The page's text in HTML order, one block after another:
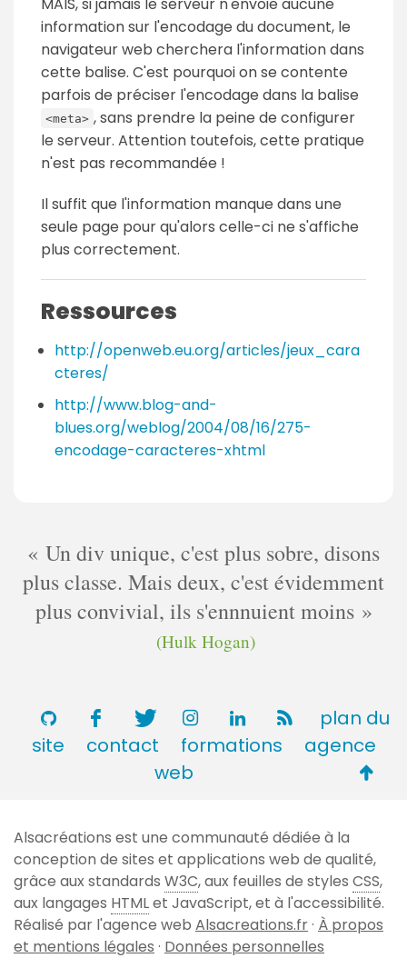
information sur l'encodage du document, le
navigateur web cherchera l'information dans
cette balise. C'est pourquoi on se contente
parfois de préciser l'encodage dans la balise
<meta> , sans prendre la peine de configurer
le serveur. Attention toutefois, cette pratique
n'est pas recommandée !
Il suffit que l'information manque dans une
seule page pour qu'alors celle-ci ne s'affiche
plus correctement.
Ressources
http://openweb.eu.org/articles/jeux_cara
cteres/
http://www.blog-and-
blues.org/weblog/2004/08/16/275-
encodage-caracteres-xhtml
Un div unique, c'est plus sobre, disons
plus classe. Mais deux, c'est évidemment
plus convivial, ils s'ennnuient moins
(Hulk Hogan)
plan du
site
contact formations
agence
web
de
page
Alsacréations est une communauté dédiée à la
conception de sites et applications web de qualité,
grâce aux standards W3C, aux feuilles de styles CSS,
aux langages HTMLet JavaScript, et à l'accessibilité.
Réalisé par l'agence web Alsacreations.fr· À propos
et mentions légales · Données personnelles